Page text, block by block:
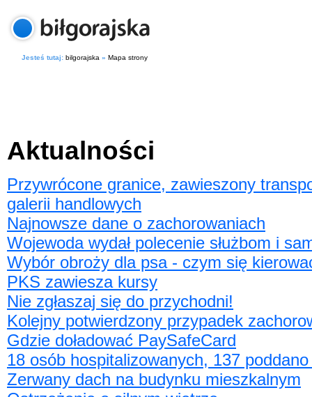
Jesteś tutaj: bilgorajska » Mapa strony
Aktualności
Przywrócone granice, zawieszony
galerii handlowych
Najnowsze dane o zachorowaniach
Wojewoda wydał polecenie służbom i
Wybór obroży dla psa - czym się
PKS zawiesza kursy
Nie zgłaszaj się do przychodni!
Kolejny potwierdzony przypadek
Gdzie doładować PaySafeCard
18 osób hospitalizowanych, 137
Zerwany dach na budynku mieszkalnym